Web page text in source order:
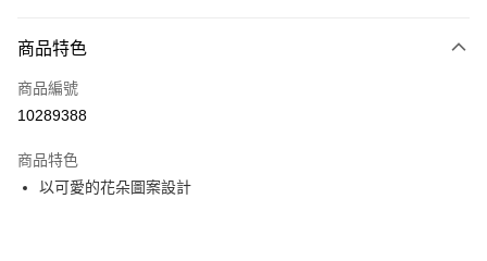
信用卡一次付款
ATM付款
運送方式
新竹物流
商品特色
商品編號
10289388
商品特色
以可愛的花朵圖案設計